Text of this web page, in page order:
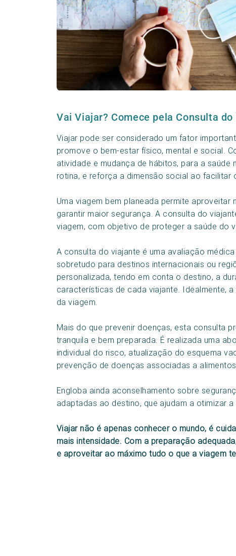
Vai Viajar? Comece pela Consulta
Viajar pode ser considerado um fator
promove o bem-estar físico, mental e social.
atividade e mudança de hábitos, para a
rotina, e reforça a dimensão social ao
Uma viagem bem planeada permite
garantir maior segurança. A consulta do
viagem, com objetivo de proteger a saúde do
A consulta do viajante é uma avaliação
sobretudo para destinos internacionais ou
personalizada, tendo em conta o destino, a
características de cada viajante. Idealmente,
da viagem.
Mais do que prevenir doenças, esta consulta
tranquila e bem preparada. É realizada uma
individual do risco, atualização do esquema
prevenção de doenças associadas a
Engloba ainda aconselhamento sobre
adaptadas ao destino, que ajudam a otimizar a
Viajar não é apenas conhecer o mundo, é
mais intensidade. Com a preparação
e aproveitar ao máximo tudo o que a viagem